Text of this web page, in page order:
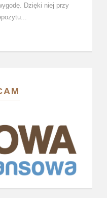
Dzięki niej przy